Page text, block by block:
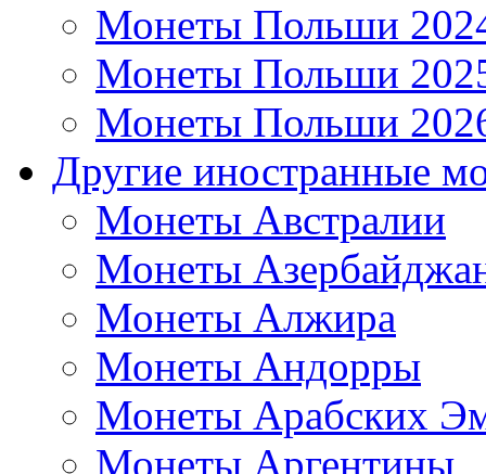
Монеты Польши
Монеты Польши
Монеты Польши
Другие иностранные
Монеты Австралии
Монеты
Монеты Алжира
Монеты Андорры
Монеты Арабских
Монеты Аргентины